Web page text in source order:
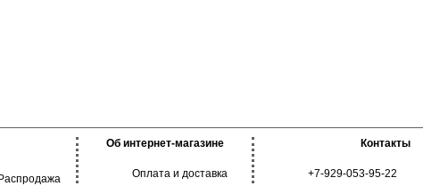
Распродажа
Об интернет-магазине
Оплата и доставка
Контакты
+7-929-053-95-22